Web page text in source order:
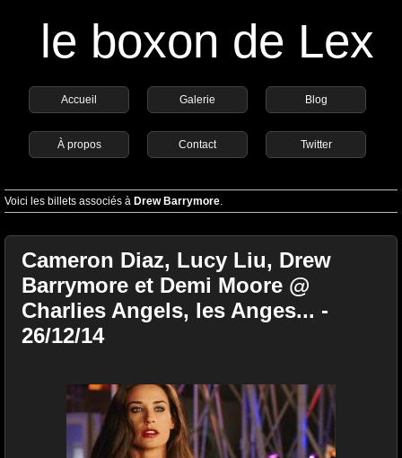
le boxon de Lex
Accueil Galerie Blog
À propos Contact Twitter
Voici les billets associés à Drew Barrymore.
Cameron Diaz, Lucy Liu, Drew
Barrymore et Demi Moore @
Charlies Angels, les Anges... -
26/12/14